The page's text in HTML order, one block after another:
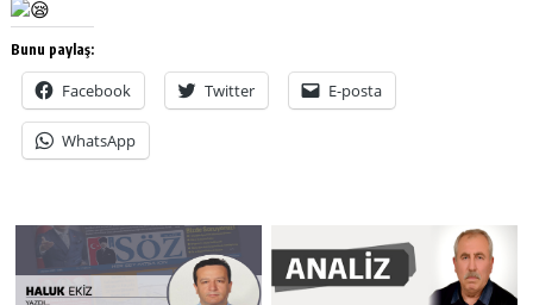
Bunu paylaş:
Facebook Twitter E-posta
WhatsApp